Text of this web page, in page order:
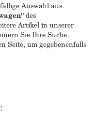
Auswahl aus
des
Artikel in unserer
Sie Ihre Suche
Seite, um gegebenenfalls